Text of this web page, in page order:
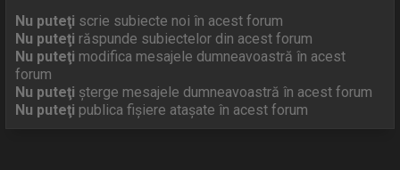
Nu puteţi scrie subiecte noi în acest forum
Nu puteţi răspunde subiectelor din acest forum
Nu puteţi modifica mesajele dumneavoastră în acest
forum
Nu puteţi şterge mesajele dumneavoastră în acest forum
Nu puteţi publica fişiere ataşate în acest forum